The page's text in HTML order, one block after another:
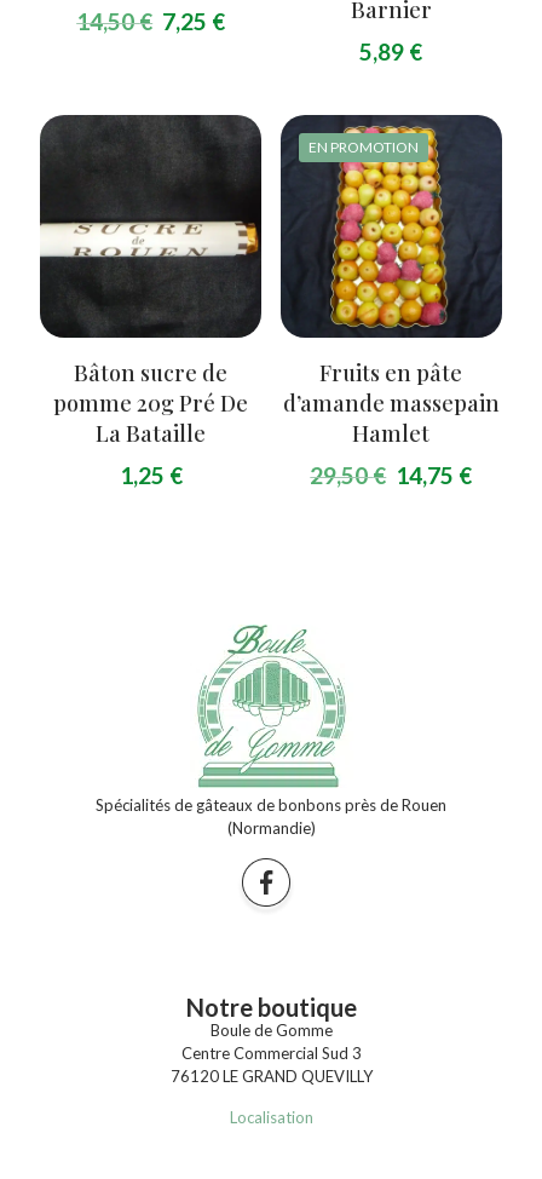
14,50€ prix
7,25 €prix
Barnier
5,89 €
Bâton sucre de
pomme 20g Pré De
La Bataille
1,25 €
EN PROMOTION
Fruits en pâte
d’amande massepain
Hamlet
29,50€ prix
14,75 €prix
Spécialités de gâteaux de bonbons près de Rouen
(Normandie)
Notre boutique
Boule de Gomme
Centre Commercial Sud 3
76120 LE GRAND QUEVILLY
Localisation